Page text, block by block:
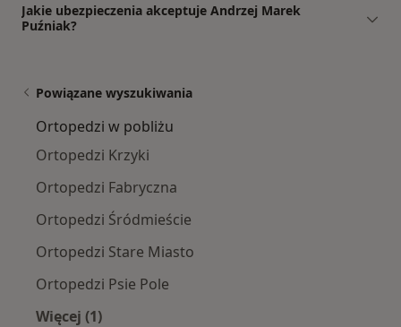
Jakie ubezpieczenia akceptuje Andrzej Marek
Puźniak?
Powiązane wyszukiwania
Ortopedzi w pobliżu
Ortopedzi Krzyki
Ortopedzi Fabryczna
Ortopedzi Śródmieście
Ortopedzi Stare Miasto
Ortopedzi Psie Pole
Więcej (1)